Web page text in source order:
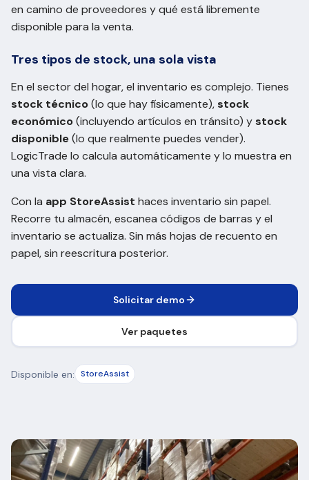
en camino de proveedores y qué está libremente
disponible para la venta.
Tres tipos de stock, una sola vista
En el sector del hogar, el inventario es complejo. Tienes
stock técnico(lo que hay físicamente),stock
económico(incluyendo artículos en tránsito) ystock
disponible(lo que realmente puedes vender).
LogicTrade lo calcula automáticamente y lo muestra en
una vista clara.
Con la app StoreAssist haces inventario sin papel.
Recorre tu almacén, escanea códigos de barras y el
inventario se actualiza. Sin más hojas de recuento en
papel, sin reescritura posterior.
Solicitar demo
Ver paquetes
Disponible en: StoreAssist